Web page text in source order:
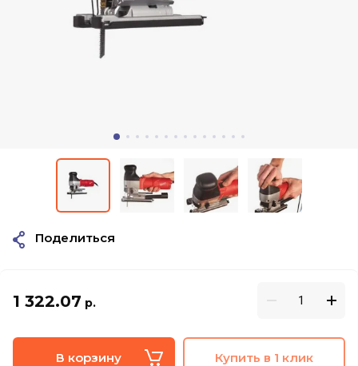
1 322.07 р.
В корзину Купить в 1 клик
Поделиться